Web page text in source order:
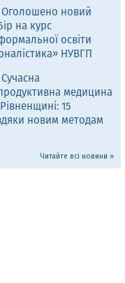
Оголошено новий
на курс
освіти
НУВГП
Сучасна
медицина
15
новим методам
Читайте всі новини »